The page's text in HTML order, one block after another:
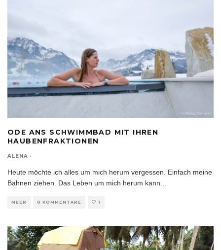
ODE ANS SCHWIMMBAD MIT IHREN
HAUBENFRAKTIONEN
ALENA ·
Heute möchte ich alles um mich herum vergessen. Einfach meine
Bahnen ziehen. Das Leben um mich herum kann...
MEER 0 KOMMENTARE 1